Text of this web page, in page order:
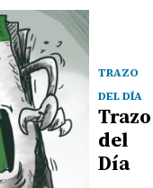
TRAZO
DEL DÍA
Trazo
del
Día